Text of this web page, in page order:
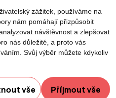
zážitek, používáme na
nám pomáhají přizpůsobit
návštěvnost a zlepšovat
nás důležité, a proto vás
Svůj výběr můžete kdykoliv
vše Příjmout vše
- použití obsahu či
se souhlasem města Nový